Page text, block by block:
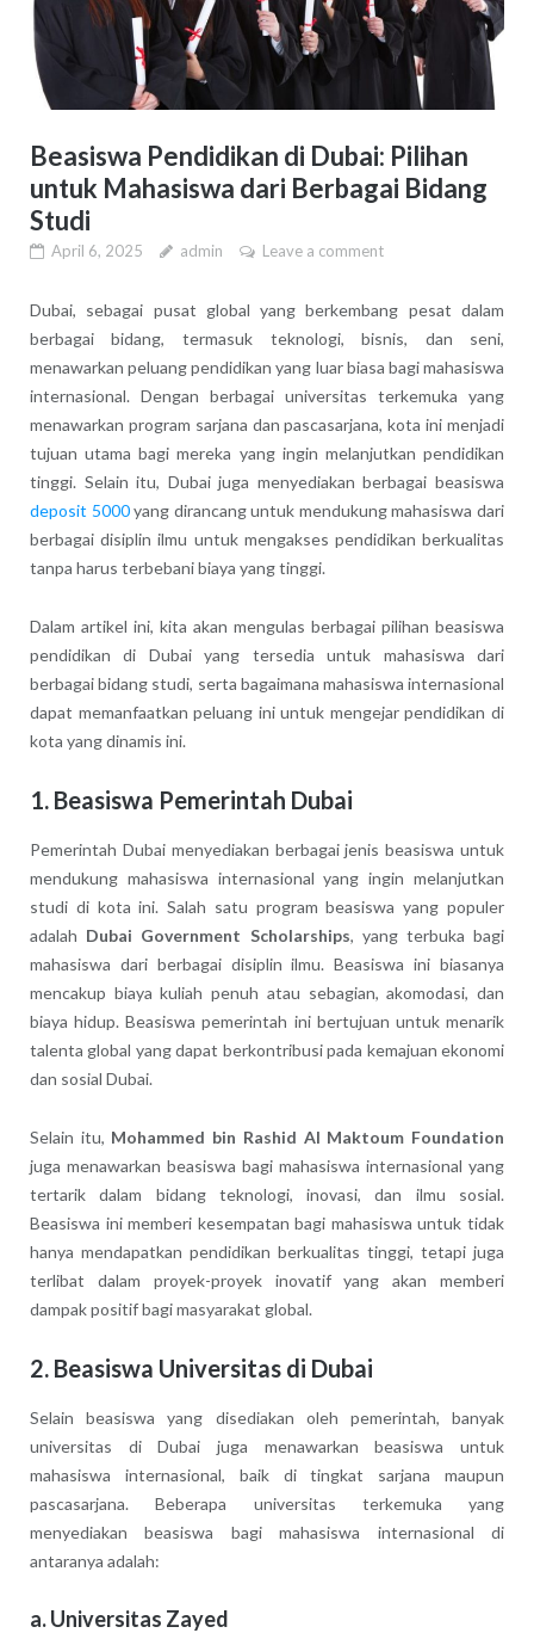
Beasiswa Pendidikan di Dubai: Pilihan
untuk Mahasiswa dari Berbagai Bidang
Studi
April 6, 2025 admin Leave a comment
Dubai, sebagai pusat global yang berkembang pesat dalam
berbagai bidang, termasuk teknologi, bisnis, dan seni,
menawarkan peluang pendidikan yang luar biasa bagi mahasiswa
internasional. Dengan berbagai universitas terkemuka yang
menawarkan program sarjana dan pascasarjana, kota ini menjadi
tujuan utama bagi mereka yang ingin melanjutkan pendidikan
tinggi. Selain itu, Dubai juga menyediakan berbagai beasiswa
deposit 5000yang dirancang untuk mendukung mahasiswa dari
berbagai disiplin ilmu untuk mengakses pendidikan berkualitas
tanpa harus terbebani biaya yang tinggi.
Dalam artikel ini, kita akan mengulas berbagai pilihan beasiswa
pendidikan di Dubai yang tersedia untuk mahasiswa dari
berbagai bidang studi, serta bagaimana mahasiswa internasional
dapat memanfaatkan peluang ini untuk mengejar pendidikan di
kota yang dinamis ini.
1. Beasiswa Pemerintah Dubai
Pemerintah Dubai menyediakan berbagai jenis beasiswa untuk
mendukung mahasiswa internasional yang ingin melanjutkan
studi di kota ini. Salah satu program beasiswa yang populer
adalah Dubai Government Scholarships, yang terbuka bagi
mahasiswa dari berbagai disiplin ilmu. Beasiswa ini biasanya
mencakup biaya kuliah penuh atau sebagian, akomodasi, dan
biaya hidup. Beasiswa pemerintah ini bertujuan untuk menarik
talenta global yang dapat berkontribusi pada kemajuan ekonomi
dan sosial Dubai.
Selain itu, Mohammed bin Rashid Al Maktoum Foundation
juga menawarkan beasiswa bagi mahasiswa internasional yang
tertarik dalam bidang teknologi, inovasi, dan ilmu sosial.
Beasiswa ini memberi kesempatan bagi mahasiswa untuk tidak
hanya mendapatkan pendidikan berkualitas tinggi, tetapi juga
terlibat dalam proyek-proyek inovatif yang akan memberi
dampak positif bagi masyarakat global.
2. Beasiswa Universitas di Dubai
Selain beasiswa yang disediakan oleh pemerintah, banyak
universitas di Dubai juga menawarkan beasiswa untuk
mahasiswa internasional, baik di tingkat sarjana maupun
pascasarjana. Beberapa universitas terkemuka yang
menyediakan beasiswa bagi mahasiswa internasional di
antaranya adalah:
a.Universitas Zayed